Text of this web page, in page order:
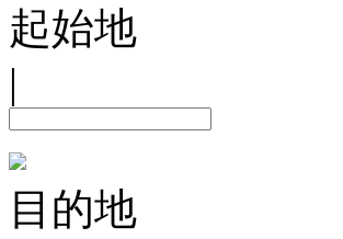
起始地
|
目的地